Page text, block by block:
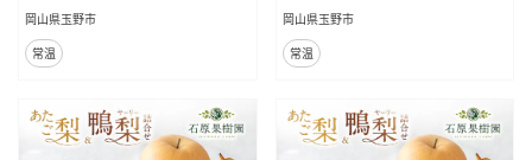
岡山県玉野市
常温
岡山県玉野市
常温